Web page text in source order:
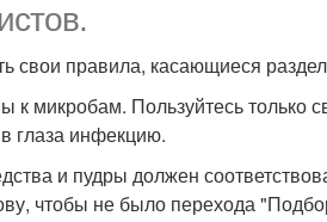
свои правила, касающиеся
к микробам. Пользуйтесь
глаза инфекцию.
и пудры должен
чтобы не было перехода